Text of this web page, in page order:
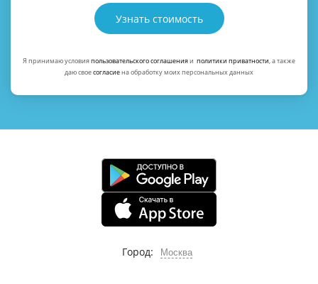
Узнать стоимость
Я принимаю условияпользовательского соглашенияи политики приватности, а также
даю своесогласиена обработку моих персональных данных
Город: Москва